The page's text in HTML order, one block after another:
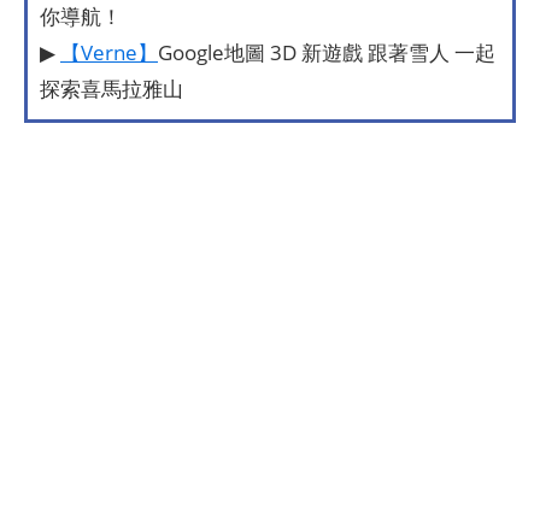
你導航！
▶
【Verne】 Google地圖 3D 新遊戲 跟著雪人 一起
探索喜馬拉雅山